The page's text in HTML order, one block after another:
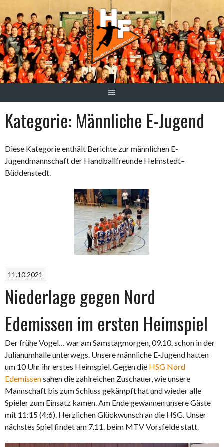
zum
Inhalt
Kategorie: Männliche E-Jugend
Diese Kategorie enthält Berichte zur männlichen E-
Jugendmannschaft der Handballfreunde Helmstedt–
Büddenstedt.
11.10.2021
Niederlage gegen Nord
Edemissen im ersten Heimspiel
Der frühe Vogel… war am Samstagmorgen, 09.10. schon in der
Julianumhalle unterwegs. Unsere männliche E-Jugend hatten
um 10 Uhr ihr erstes Heimspiel. Gegen die HSG Nord
Edemissensahen die zahlreichen Zuschauer, wie unsere
Mannschaft bis zum Schluss gekämpft hat und wieder alle
Spieler zum Einsatz kamen. Am Ende gewannen unsere Gäste
mit 11:15 (4:6). Herzlichen Glückwunsch an die HSG. Unser
nächstes Spiel findet am 7.11. beim MTV Vorsfelde statt.